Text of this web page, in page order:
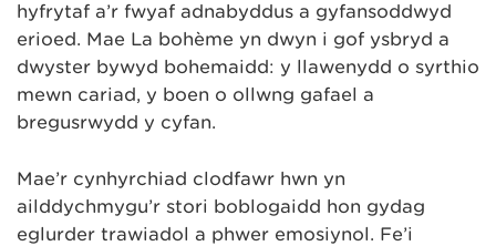
hyfrytaf a’r fwyaf adnabyddus a gyfansoddwyd
erioed. Mae La bohème yn dwyn i gof ysbryd a
dwyster bywyd bohemaidd: y llawenydd o syrthio
mewn cariad, y boen o ollwng gafael a
bregusrwydd y cyfan.
Mae’r cynhyrchiad clodfawr hwn yn
ailddychmygu’r stori boblogaidd hon gydag
eglurder trawiadol a phŵer emosiynol. Fe’i